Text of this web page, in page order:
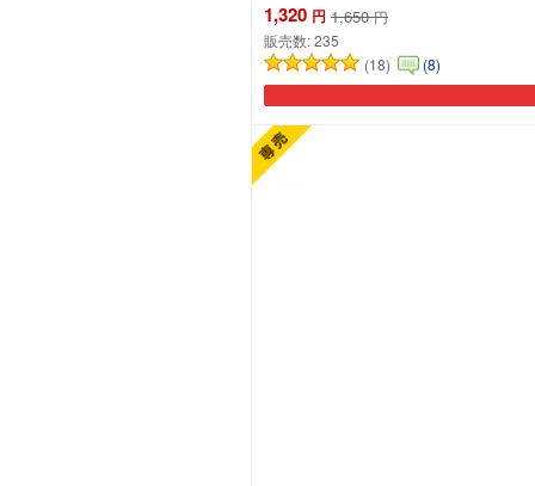
1,320 円 1,650 円
販売数:235
(18)
(8)